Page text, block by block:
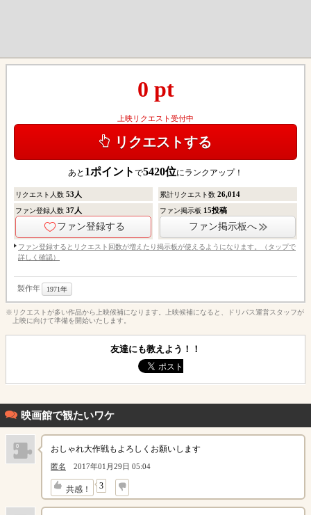
0 pt
上映リクエスト受付中
リクエストする
あと 1ポイント で5420位にランクアップ！
リクエスト人数 53 人 累計リクエスト数26,014
ファン登録人数 37人
ファン登録する
ファン掲示板 15投稿
ファン掲示板へ
ファン登録するとリクエスト回数が増えたり掲示板が使えるようになります。（タップで
詳しく確認）
製作年 1971年
※リクエストが多い作品から上映候補になります。上映候補になると、ドリパス運営スタッフが
上映に向けて準備を開始いたします。
友達にも教えよう！！
映画館で観たいワケ
おしゃれ大作戦もよろしくお願いします
匿名 2017年01月29日 05:04
共感！ 3
↓